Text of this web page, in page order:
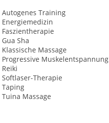
Autogenes Training
Energiemedizin
Faszientherapie
Gua Sha
Klassische Massage
Progressive Muskelentspannung
Reiki
Softlaser-Therapie
Taping
Tuina Massage